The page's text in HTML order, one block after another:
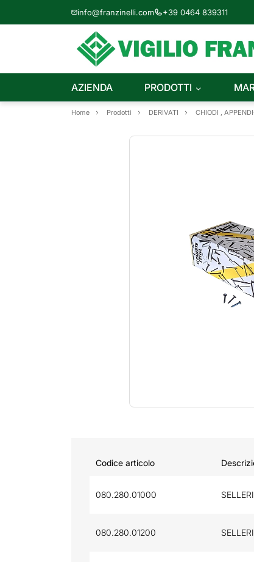
info@franzinelli.com +39 0464 839311
AZIENDA PRODOTTI
Home Prodotti DERIVATI CHIODI ,
Codice articolo
080.280.01000
080.280.01200